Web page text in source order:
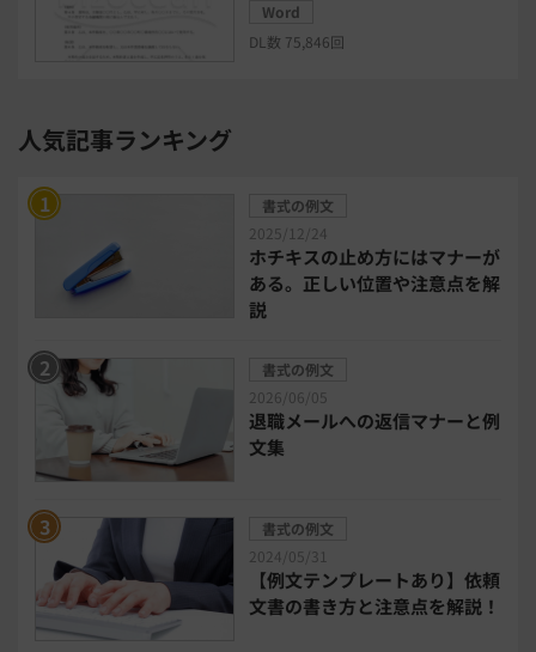
給与計算システム eラーニングシステム
勤怠管理システム
健康管理システム
電子契約システム 会計業務システム
2026年トレンド ビジネススキル
DX・デジタル化 電子帳簿保存法
民法改正対応書式テンプレート
bizoceanお勧め動画
Word
DL数 75,846回
人気記事ランキング
書式の例文
2025/12/24
ホチキスの止め方にはマナーが
ある。正しい位置や注意点を解
説
書式の例文
2026/06/05
退職メールへの返信マナーと例
文集
書式の例文
2024/05/31
【例文テンプレートあり】依頼
文書の書き方と注意点を解説！